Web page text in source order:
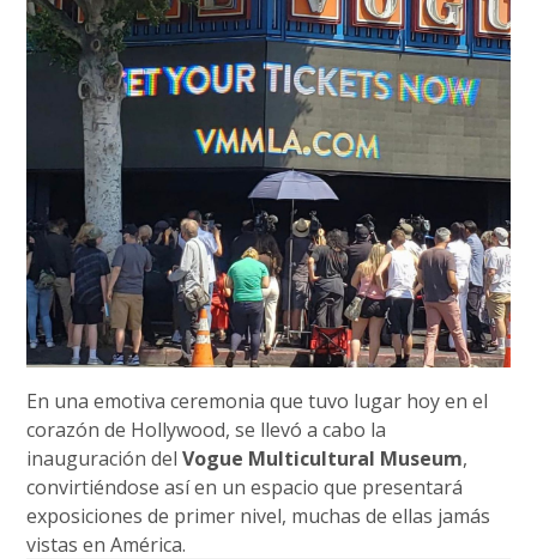
En una emotiva ceremonia que tuvo lugar hoy en el
corazón de Hollywood, se llevó a cabo la
inauguración delVogue Multicultural Museum,
convirtiéndose así en un espacio que presentará
exposiciones de primer nivel, muchas de ellas jamás
vistas en América.